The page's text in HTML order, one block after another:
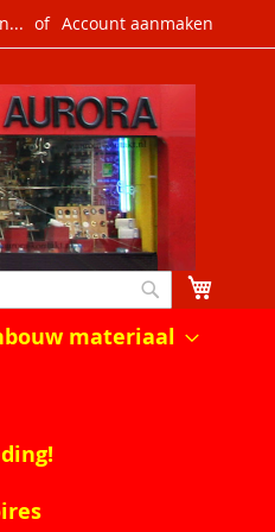
Account aanmaken
materiaal